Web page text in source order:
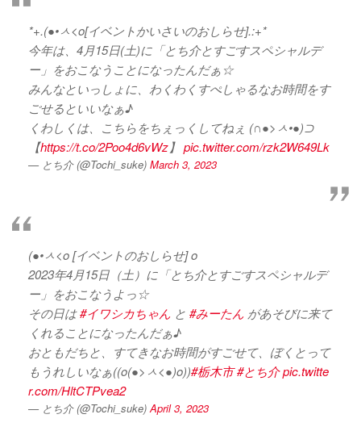
*+.(●•ㅅ<o[イベントかいさいのおしらせ].:+*
今年は、4月15日(土)に「とち介とすごすスペシャルデ
ー」をおこなうことになったんだぁ☆
みんなといっしょに、わくわくすぺしゃるなお時間をす
ごせるといいなぁ♪
くわしくは、こちらをちぇっくしてねぇ (∩●>ㅅ•●)⊃
【https://t.co/2Poo4d6vWz】 pic.twitter.com/rzk2W649Lk
— とち介 (@Tochi_suke) March 3, 2023
(●•ㅅ<o [イベントのおしらせ] o
2023年4月15日（土）に「とち介とすごすスペシャルデ
ー」をおこなうよっ☆
その日は#イワシカちゃん と #みーたん があそびに来て
くれることになったんだぁ♪
おともだちと、すてきなお時間がすごせて、ぼくとって
もうれしいなぁ((o(●>ㅅ<●)o))#栃木市#とち介pic.twitte
r.com/HltCTPvea2
— とち介 (@Tochi_suke)April 3, 2023